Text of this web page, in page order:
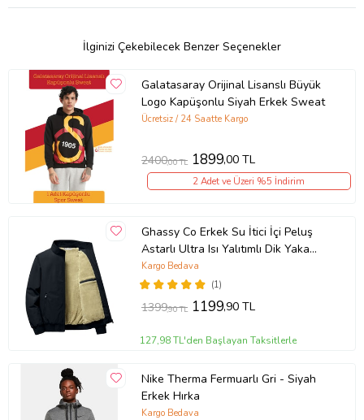
Maraton
Ürün Niteliği:Üst Giyim Ceket & Mont Büyük Beden
İçerik / Bileşen:%60 Cotton %40 Polyester
Kalıp / Form:Büyük Beden
Mevsim: Sonbahar-Kış
Ürün Kodu:kcm66923417
İlginizi Çekebilecek Benzer Seçenekler
Galatasaray Orijinal Lisanslı Büyük
Logo Kapüşonlu Siyah Erkek Sweat
Ücretsiz / 24 Saatte Kargo
2400,00 TL 1899,00 TL
2 Adet ve Üzeri %5 İndirim
Ghassy Co Erkek Su İtici İçi Peluş
Astarlı Ultra Isı Yalıtımlı Dik Yaka
Mont (Siyah)
(1)
Kargo Bedava
1399,90 TL 1199,90 TL
127,98 TL'den Başlayan Taksitlerle
Nike Therma Fermuarlı Gri - Siyah
Erkek Hırka
Kargo Bedava